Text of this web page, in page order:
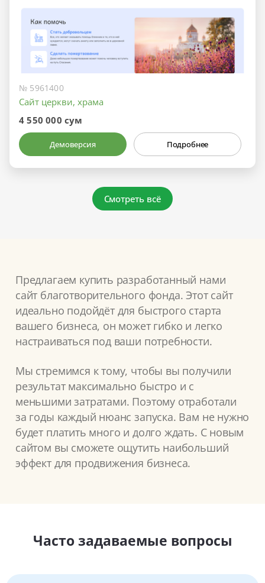
№ 5961400
Сайт церкви, храма
4 550 000 сум
Демоверсия Подробнее
Смотреть всё
Предлагаем купить разработанный нами
сайт благотворительного фонда. Этот сайт
идеально подойдёт для быстрого старта
вашего бизнеса, он может гибко и легко
настраиваться под ваши потребности.
Мы стремимся к тому, чтобы вы получили
результат максимально быстро и с
меньшими затратами. Поэтому отработали
за годы каждый нюанс запуска. Вам не нужно
будет платить много и долго ждать. С новым
сайтом вы сможете ощутить наибольший
эффект для продвижения бизнеса.
Часто задаваемые вопросы